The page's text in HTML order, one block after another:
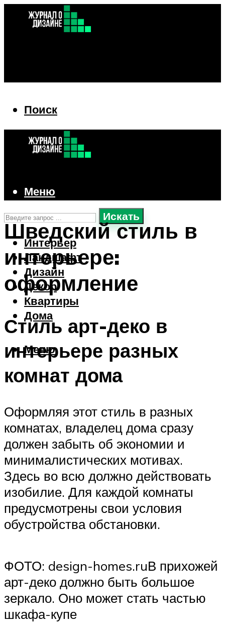
Поиск
Искать
Интерьер
Ландшафт
Дизайн
Декор
Квартиры
Дома
Меню
Меню
Шведский стиль в
интерьере:
оформление
Стиль арт-деко в
интерьере разных
комнат дома
Оформляя этот стиль в разных
комнатах, владелец дома сразу
должен забыть об экономии и
минималистических мотивах.
Здесь во всю должно действовать
изобилие. Для каждой комнаты
предусмотрены свои условия
обустройства обстановки.
ФОТО: design-homes.ruВ прихожей
арт-деко должно быть большое
зеркало. Оно может стать частью
шкафа-купе